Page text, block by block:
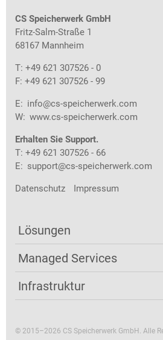
CS Speicherwerk GmbH
Fritz-Salm-Straße 1
68167 Mannheim
T: +49 621 307526 - 0
F: +49 621 307526 - 99
E: info@cs-speicherwerk.com
W: www.cs-speicherwerk.com
Erhalten Sie Support.
T: +49 621 307526 - 66
E: support@cs-speicherwerk.com
Datenschutz Impressum
Lösungen
Managed Services
Infrastruktur
© 2015–2026 CS Speicherwerk GmbH. Alle